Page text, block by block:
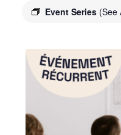
Event Series (See